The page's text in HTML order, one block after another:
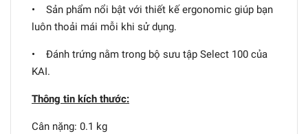
• Sản phẩm nổi bật với thiết kế ergonomic giúp bạn
luôn thoải mái mỗi khi sử dụng.
• Đánh trứng nằm trong bộ sưu tập Select 100 của
KAI.
Thông tin kích thước:
Cân nặng: 0.1 kg